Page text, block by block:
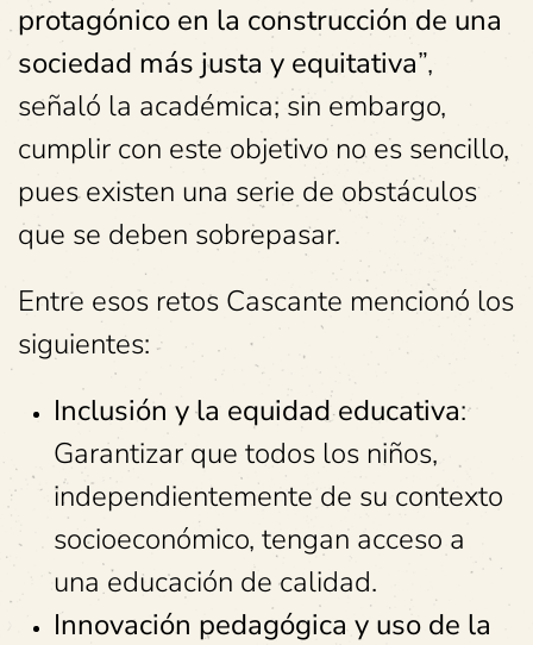
protagónico en la construcción de una
sociedad más justa y equitativa”,
señaló la académica; sin embargo,
cumplir con este objetivo no es sencillo,
pues existen una serie de obstáculos
que se deben sobrepasar.
Entre esos retos Cascante mencionó los
siguientes:
Inclusión y la equidad educativa:
Garantizar que todos los niños,
independientemente de su contexto
socioeconómico, tengan acceso a
una educación de calidad.
Innovación pedagógica y uso de la